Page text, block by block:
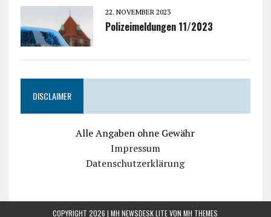
22. NOVEMBER 2023
Polizeimeldungen 11/2023
DISCLAIMER
Alle Angaben ohne Gewähr
Impressum
Datenschutzerklärung
COPYRIGHT 2026 | MH NEWSDESK LITE VONMH THEMES